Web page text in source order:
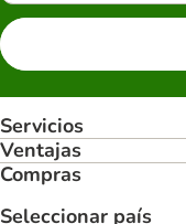
Servicios
Ventajas
Compras
Seleccionar país